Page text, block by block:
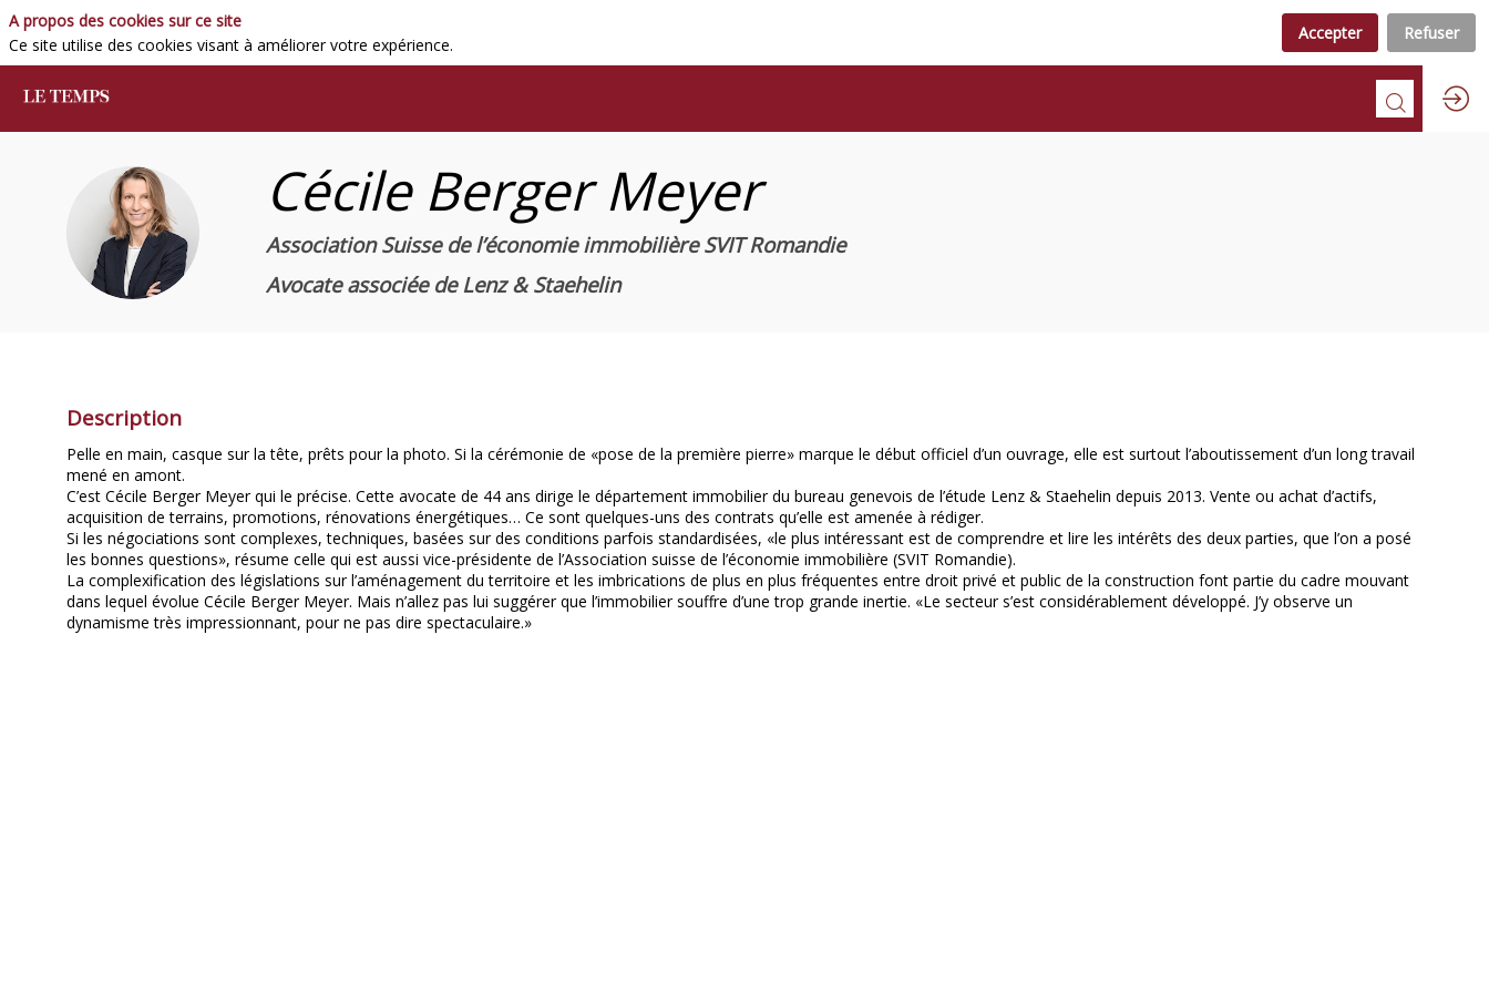
CBM
Cécile Berger Meyer
Association Suisse de l’économie immobilière SVIT Romandie
Avocate associée de Lenz & Staehelin
Description
Pelle en main, casque sur la tête, prêts pour la photo. Si la cérémonie de «pose de la première pierre» marque le début officiel d’un ouvrage, elle est surtout l’aboutissement d’un long travail
mené en amont.
C’est Cécile Berger Meyer qui le précise. Cette avocate de 44 ans dirige le département immobilier du bureau genevois de l’étude Lenz & Staehelin depuis 2013. Vente ou achat d’actifs,
acquisition de terrains, promotions, rénovations énergétiques… Ce sont quelques-uns des contrats qu’elle est amenée à rédiger.
Si les négociations sont complexes, techniques, basées sur des conditions parfois standardisées, «le plus intéressant est de comprendre et lire les intérêts des deux parties, que l’on a posé
les bonnes questions», résume celle qui est aussi vice-présidente de l’Association suisse de l’économie immobilière (SVIT Romandie).
La complexification des législations sur l’aménagement du territoire et les imbrications de plus en plus fréquentes entre droit privé et public de la construction font partie du cadre mouvant
dans lequel évolue Cécile Berger Meyer. Mais n’allez pas lui suggérer que l’immobilier souffre d’une trop grande inertie. «Le secteur s’est considérablement développé. J’y observe un
dynamisme très impressionnant, pour ne pas dire spectaculaire.»
A propos des cookies sur ce site
Ce site utilise des cookies visant à améliorer votre expérience.
Accepter Refuser